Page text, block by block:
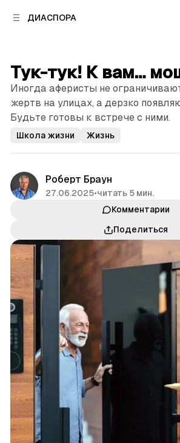
ДИАСПОРА
Тук-тук! К вам…
Иногда аферисты не
жертв на улицах, а дерзко
Будьте готовы к встрече с ними.
Школа жизни Жизнь
Роберт Браун
27.06.2025•читать 5 мин.
Комментарии
Поделиться